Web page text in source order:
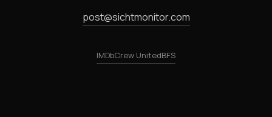
post@sichtmonitor.com
IMDbCrew UnitedBFS